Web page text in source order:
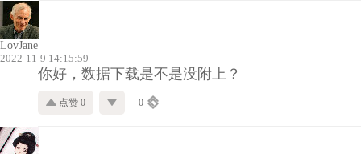
LovJane
2022-11-9 14:15:59
你好，数据下载是不是没附上？
点赞 0 0